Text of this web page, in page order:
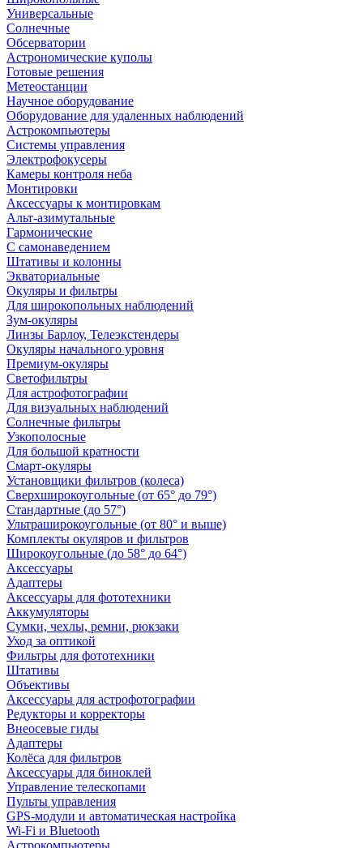
Универсальные
Солнечные
Обсерватории
Астрономические куполы
Готовые решения
Метеостанции
Научное оборудование
Оборудование для удаленных наблюдений
Астрокомпьютеры
Системы управления
Электрофокусеры
Камеры контроля неба
Монтировки
Аксессуары к монтировкам
Альт-азимутальные
Гармонические
С самонаведением
Штативы и колонны
Экваториальные
Окуляры и фильтры
Для широкопольных наблюдений
Зум-окуляры
Линзы Барлоу, Телеэкстендеры
Окуляры начального уровня
Премиум-окуляры
Светофильтры
Для астрофотографии
Для визуальных наблюдений
Солнечные фильтры
Узкополосные
Для большой кратности
Смарт-окуляры
Установщики фильтров (колеса)
Сверхширокоугольные (от 65° до 79°)
Стандартные (до 57°)
Ультраширокоугольные (от 80° и выше)
Комплекты окуляров и фильтров
Широкоугольные (до 58° до 64°)
Аксессуары
Адаптеры
Аксессуары для фототехники
Аккумуляторы
Сумки, чехлы, ремни, рюкзаки
Уход за оптикой
Фильтры для фототехники
Штативы
Объективы
Аксессуары для астрофотографии
Редукторы и корректоры
Внеосевые гиды
Адаптеры
Колёса для фильтров
Аксессуары для биноклей
Управление телескопами
Пульты управления
GPS-модули и автоматическая настройка
Wi-Fi и Bluetooth
Астрокомпьютеры